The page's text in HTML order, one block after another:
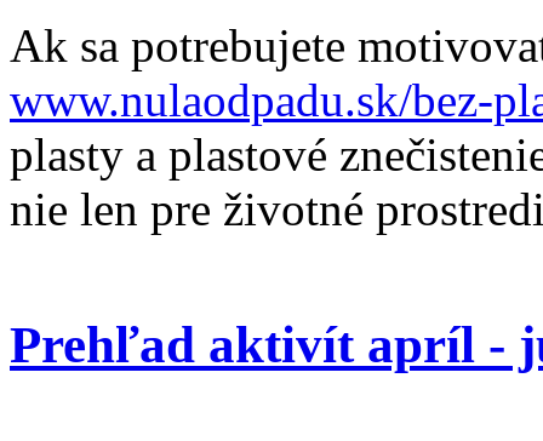
Ak sa potrebujete
www.nulaodpadu.sk/bez-
plasty a plastové
nie len pre životné
Prehľad aktivít apríl -